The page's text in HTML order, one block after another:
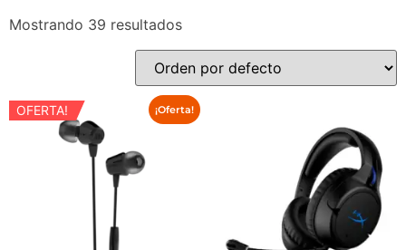
Mostrando 39 resultados
¡Oferta!
OFERTA!